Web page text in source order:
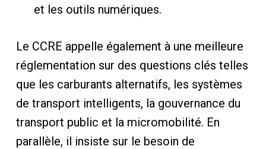
et les outils numériques.
Le CCRE appelle également à une meilleure
réglementation sur des questions clés telles
que les carburants alternatifs, les systèmes
de transport intelligents, la gouvernance du
transport public et la micromobilité. En
parallèle, il insiste sur le besoin de